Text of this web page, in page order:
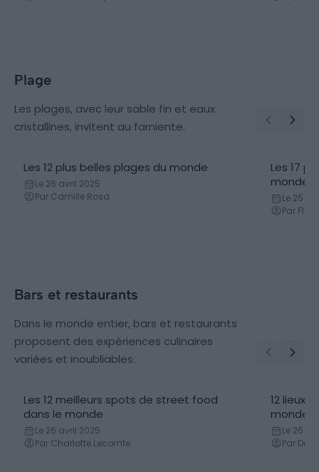
Plage
Les plages, avec leur sable fin et eaux
cristallines, invitent au farniente.
Les 12 plus belles plages du monde
Le 26 avril 2025
Par Camille Rosa
Les 17
monde
Le 25
Par
Bars et restaurants
Dans le monde entier, bars et restaurants
proposent des expériences culinaires
variées et inoubliables.
Les 12 meilleurs spots de street food
dans le monde
Le 26 avril 2025
Par Charlotte Lecomte
12 lieux
monde
Le 26
Par